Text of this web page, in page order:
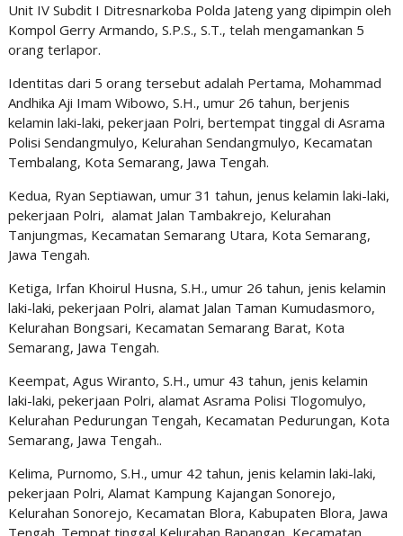
Unit IV Subdit I Ditresnarkoba Polda Jateng yang dipimpin oleh
Kompol Gerry Armando, S.P.S., S.T., telah mengamankan 5
orang terlapor.
Identitas dari 5 orang tersebut adalah Pertama, Mohammad
Andhika Aji Imam Wibowo, S.H., umur 26 tahun, berjenis
kelamin laki-laki, pekerjaan Polri, bertempat tinggal di Asrama
Polisi Sendangmulyo, Kelurahan Sendangmulyo, Kecamatan
Tembalang, Kota Semarang, Jawa Tengah.
Kedua, Ryan Septiawan, umur 31 tahun, jenus kelamin laki-laki,
pekerjaan Polri, alamat Jalan Tambakrejo, Kelurahan
Tanjungmas, Kecamatan Semarang Utara, Kota Semarang,
Jawa Tengah.
Ketiga, Irfan Khoirul Husna, S.H., umur 26 tahun, jenis kelamin
laki-laki, pekerjaan Polri, alamat Jalan Taman Kumudasmoro,
Kelurahan Bongsari, Kecamatan Semarang Barat, Kota
Semarang, Jawa Tengah.
Keempat, Agus Wiranto, S.H., umur 43 tahun, jenis kelamin
laki-laki, pekerjaan Polri, alamat Asrama Polisi Tlogomulyo,
Kelurahan Pedurungan Tengah, Kecamatan Pedurungan, Kota
Semarang, Jawa Tengah..
Kelima, Purnomo, S.H., umur 42 tahun, jenis kelamin laki-laki,
pekerjaan Polri, Alamat Kampung Kajangan Sonorejo,
Kelurahan Sonorejo, Kecamatan Blora, Kabupaten Blora, Jawa